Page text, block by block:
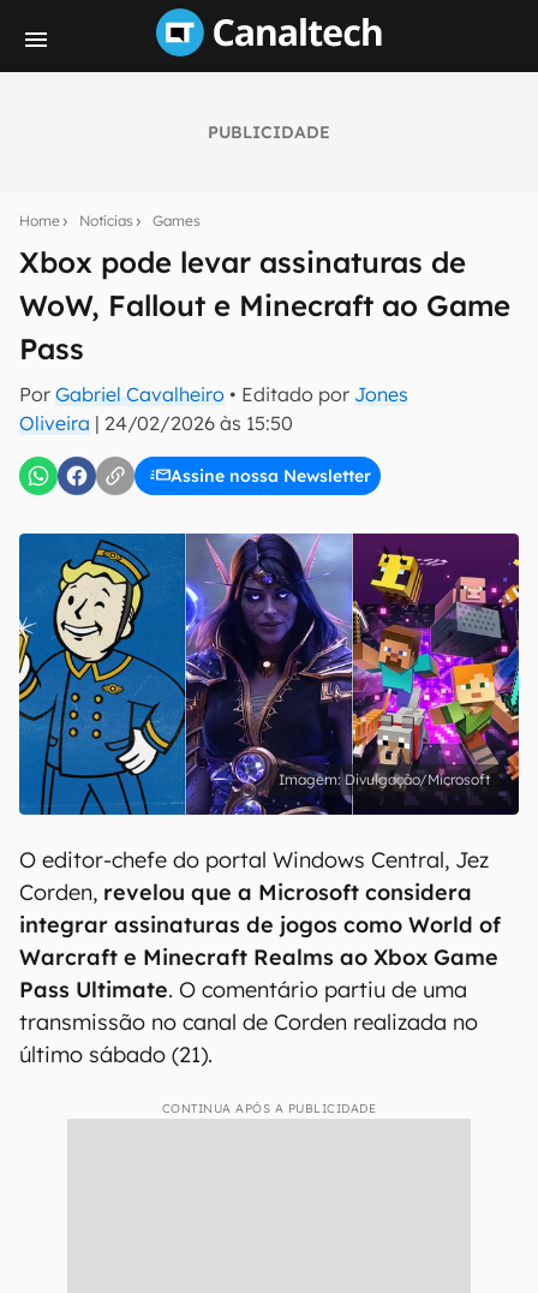
PUBLICIDADE
Home Notícias Games
Xbox pode levar assinaturas de
WoW, Fallout e Minecraft ao Game
Pass
Por Gabriel Cavalheiro • Editado por Jones
Oliveira | 24/02/2026 às 15:50
Assine nossa Newsletter
notícias e reviews sobre tecnologia em primeira
E-mail
inscreva-se
Confirmo que li, aceito e concordo com os Termos de
Uso e Política de Privacidade do Canaltech.
Divulgação/Microsoft
O editor-chefe do portal Windows Central, Jez
Corden, revelou que a Microsoft considera
integrar assinaturas de jogos como World of
Warcraft e Minecraft Realms ao Xbox Game
Pass Ultimate. O comentário partiu de uma
transmissão no canal de Corden realizada no
último sábado (21).
CONTINUA APÓS A PUBLICIDADE